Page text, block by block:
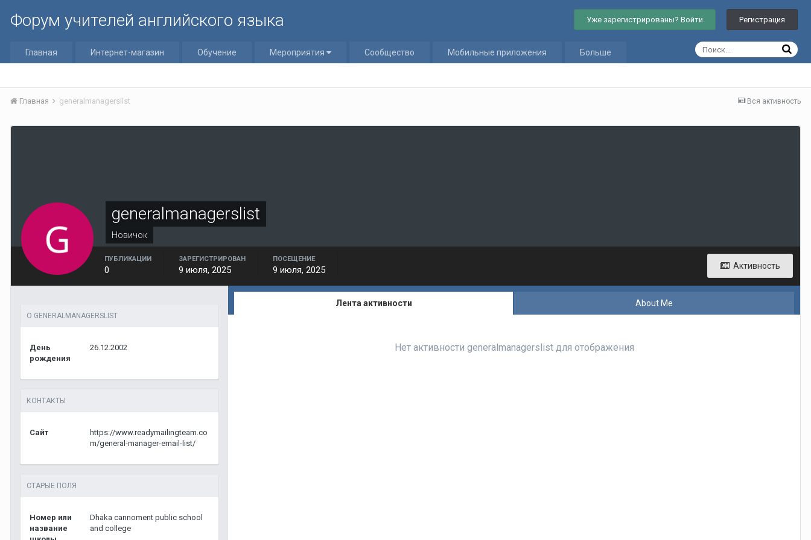
Форум учителей английского языка Уже зарегистрированы? Войти Регистрация
Главная Интернет-магазин Обучение Мероприятия Сообщество Мобильные приложения Больше
Вся активность
Главная generalmanagerslist
generalmanagerslist
Новичок
Активность
ПУБЛИКАЦИИ
0
ЗАРЕГИСТРИРОВАН
9 июля, 2025
ПОСЕЩЕНИЕ
9 июля, 2025
О GENERALMANAGERSLIST
День
рождения
26.12.2002
КОНТАКТЫ
Сайт
https://www.readymailingteam.co
m/general-manager-email-list/
СТАРЫЕ ПОЛЯ
Номер или
название
Dhaka cannoment public school
and college
Лента активности About Me
Нет активности generalmanagerslist для отображения